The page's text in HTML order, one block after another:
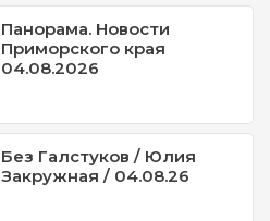
Панорама. Новости
Приморского края
04.08.2026
Без Галстуков / Юлия
Закружная / 04.08.26